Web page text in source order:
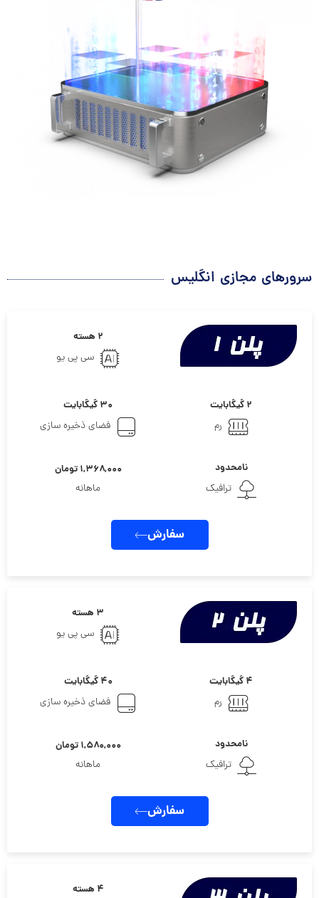
سرورهای مجازی انگلیس
۲ هسته
سی پی یو
۲ گیگابایت
رم
۳۰ گیگابایت
فضای ذخیره سازی
نامحدود
ترافیک
۱,۳۶۸,۰۰۰ تومان
ماهانه
سفارش
۳ هسته
سی پی یو
۴ گیگابایت
رم
۴۰ گیگابایت
فضای ذخیره سازی
نامحدود
ترافیک
۱,۵۸۰,۰۰۰ تومان
ماهانه
سفارش
۴ هسته